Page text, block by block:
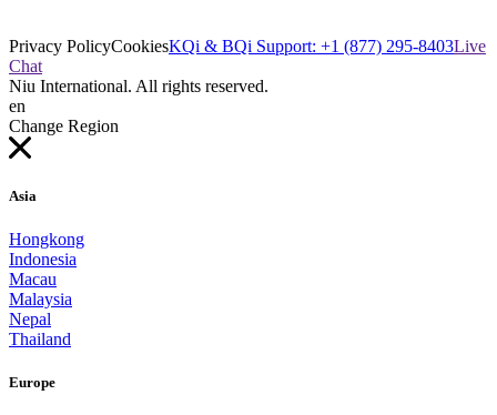
Privacy PolicyCookiesKQi & BQi Support: +1 (877) 295-8403Live
Chat
Niu International. All rights reserved.
en
Change Region
Asia
Hongkong
Indonesia
Macau
Malaysia
Nepal
Thailand
Europe